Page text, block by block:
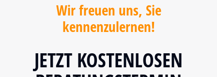
Wir freuen uns, Sie
kennenzulernen!
JETZT KOSTENLOSEN